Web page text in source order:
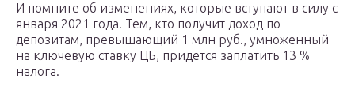
И помните об изменениях, которые вступают в силу с
января 2021 года. Тем, кто получит доход по
депозитам, превышающий 1 млн руб., умноженный
на ключевую ставку ЦБ, придется заплатить 13 %
налога.